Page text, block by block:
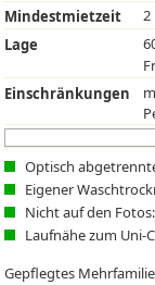
Mindestmietzeit
2
Lage
Einschränkungen
Optisch
Eigener
Nicht auf den
Laufnähe zum Uni-
Gepflegtes